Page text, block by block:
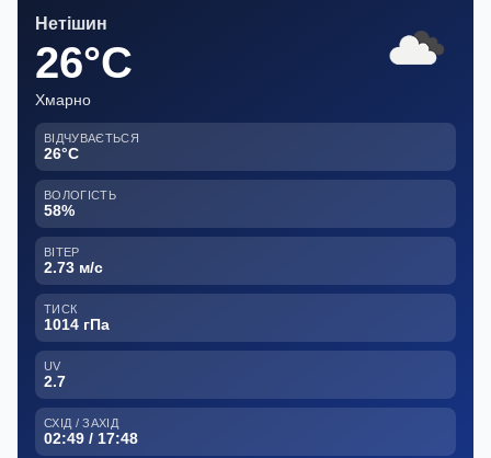
Нетішин
26°C
Хмарно
ВІДЧУВАЄТЬСЯ
26°C
ВОЛОГІСТЬ
58%
ВІТЕР
2.73 м/с
ТИСК
1014 гПа
UV
2.7
СХІД / ЗАХІД
02:49 / 17:48